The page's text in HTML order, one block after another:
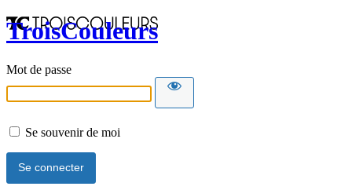
TroisCouleurs
Mot de passe
Se souvenir de moi